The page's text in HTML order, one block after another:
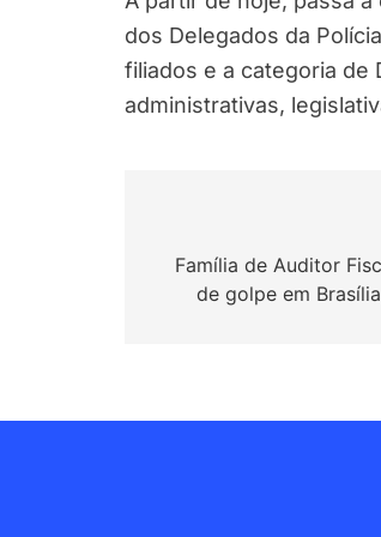
dos Delegados da
filiados e a categoria de
administrativas,
de
Post
Família de Auditor
de golpe em